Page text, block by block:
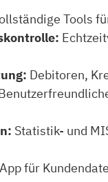
Tools
Debitoren,
Statistik- und
für